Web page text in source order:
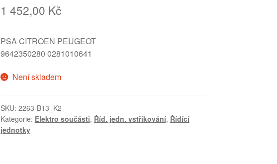
1 452,00 Kč
PSA CITROEN PEUGEOT
9642350280 0281010641
Není skladem
SKU: 2263-B13_K2
Kategorie: Elektro součásti, Říd. jedn. vstřikování, Řídící
jednotky